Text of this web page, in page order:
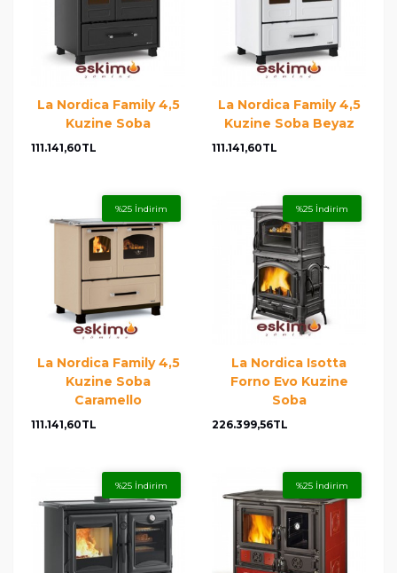
La Nordica Family 4,5
Kuzine Soba
111.141,60TL
La Nordica Family 4,5
Kuzine Soba Beyaz
111.141,60TL
%25 İndirim
La Nordica Family 4,5
Kuzine Soba
Caramello
111.141,60TL
%25 İndirim
La Nordica Isotta
Forno Evo Kuzine
Soba
226.399,56TL
%25 İndirim %25 İndirim